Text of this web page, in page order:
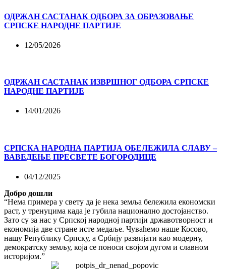
ОДРЖАН САСТАНАК ОДБОРА ЗА ОБРАЗОВАЊЕ
СРПСКЕ НАРОДНЕ ПАРТИЈЕ
12/05/2026
ОДРЖАН САСТАНАК ИЗВРШНОГ ОДБОРА СРПСКЕ
НАРОДНЕ ПАРТИЈЕ
14/01/2026
СРПСКА НАРОДНА ПАРТИЈА ОБЕЛЕЖИЛА СЛАВУ –
ВАВЕДЕЊЕ ПРЕСВЕТЕ БОГОРОДИЦЕ
04/12/2025
Добро дошли
“Нема примера у свету да је нека земља бележила економски
раст, у тренуцима када је губила национално достојанство.
Зато су за нас у Српској народној партији државотворност и
економија две стране исте медаље. Чуваћемо наше Косово,
нашу Републику Српску, а Србију развијати као модерну,
демократску земљу, која се поноси својом дугом и славном
историјом.”